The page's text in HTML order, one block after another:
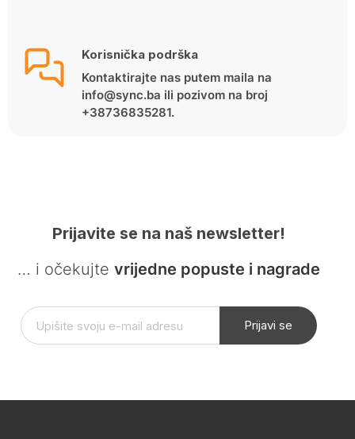
Korisnička podrška
Kontaktirajte nas putem maila na
info@sync.ba ili pozivom na broj
+38736835281.
Prijavite se na naš newsletter!
… i očekujte vrijedne popuste i nagrade
Prijavi se